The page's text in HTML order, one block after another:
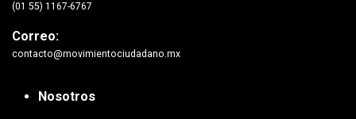
(01 55) 1167-6767
Correo:
contacto@movimientociudadano.mx
Nosotros